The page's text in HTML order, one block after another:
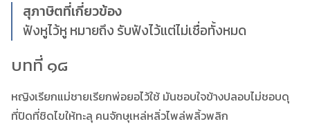
สุภาษิตที่เกี่ยวข้อง
ฟังหูไว้หู หมายถึง รับฟังไว้แต่ไม่เชื่อทั้งหมด
บทที่ ๑๘
หญิงเรียกแม่ชายเรียกพ่อยอไว้ใช้ มันชอบใจข้างปลอบไม่ชอบดุ
ที่ปิดที่ชิดไขให้ทะลุ คนจักษุเหล่หลิ่วไพล่พลิ้วพลิก